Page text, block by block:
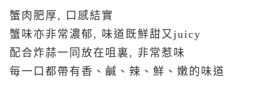
蟹肉肥厚, 口感結實
蟹味亦非常濃郁, 味道既鮮甜又juicy
配合炸蒜一同放在咀裏, 非常惹味
每一口都帶有 香、鹹、辣、鮮、嫩的味道